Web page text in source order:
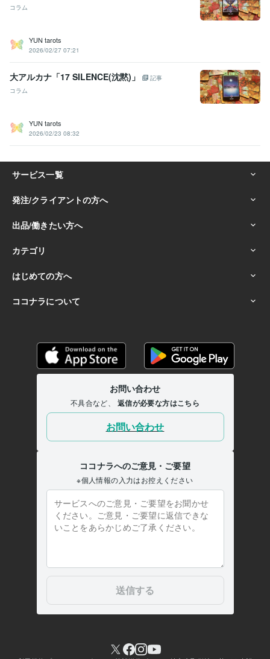
コラム
YUN tarots
2026/02/27 07:21
大アルカナ「17 SILENCE(沈黙)」
記事
コラム
YUN tarots
2026/02/23 08:32